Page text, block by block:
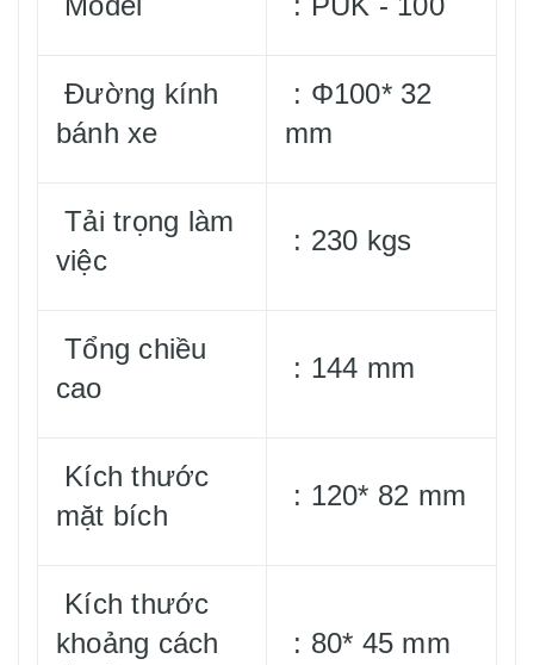
Đường kính
bánh xe
: Φ100* 32
mm
Tải trọng làm
việc
: 230 kgs
Tổng chiều
cao
: 144 mm
Kích thước
mặt bích
: 120* 82 mm
Kích thước
khoảng cách
: 80* 45 mm